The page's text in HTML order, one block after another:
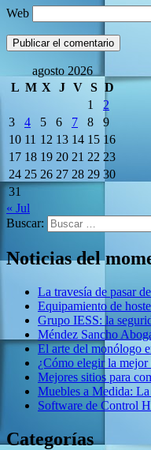
Web
agosto 2026
L M X J V S D
1
2
3
4 5 6 7 8
9
10 11 12 13 14 15 16
17 18 19 20 21 22 23
24 25 26 27 28 29 30
31
« Jul
Buscar:
Noticias del
La travesía de pasar
Equipamiento de
Grupo IESS: la
Méndez Sancho
El arte del monólogo
¿Cómo elegir la
Mejores sitios para
Muebles a Medida:
Software de Control
Categorías